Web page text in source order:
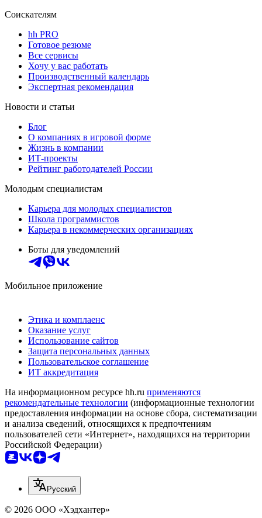
Соискателям
hh PRO
Готовое резюме
Все сервисы
Хочу у вас работать
Производственный календарь
Экспертная рекомендация
Новости и статьи
Блог
О компаниях в игровой форме
Жизнь в компании
ИТ-проекты
Рейтинг работодателей России
Молодым специалистам
Карьера для молодых специалистов
Школа программистов
Карьера в некоммерческих организациях
Боты для уведомлений
Мобильное приложение
Этика и комплаенс
Оказание услуг
Использование сайтов
Защита персональных данных
Пользовательское соглашение
ИТ аккредитация
На информационном ресурсе hh.ru применяются
рекомендательные технологии (информационные технологии
предоставления информации на основе сбора, систематизации
и анализа сведений, относящихся к предпочтениям
пользователей сети «Интернет», находящихся на территории
Российской Федерации)
Русский
© 2026 ООО «Хэдхантер»